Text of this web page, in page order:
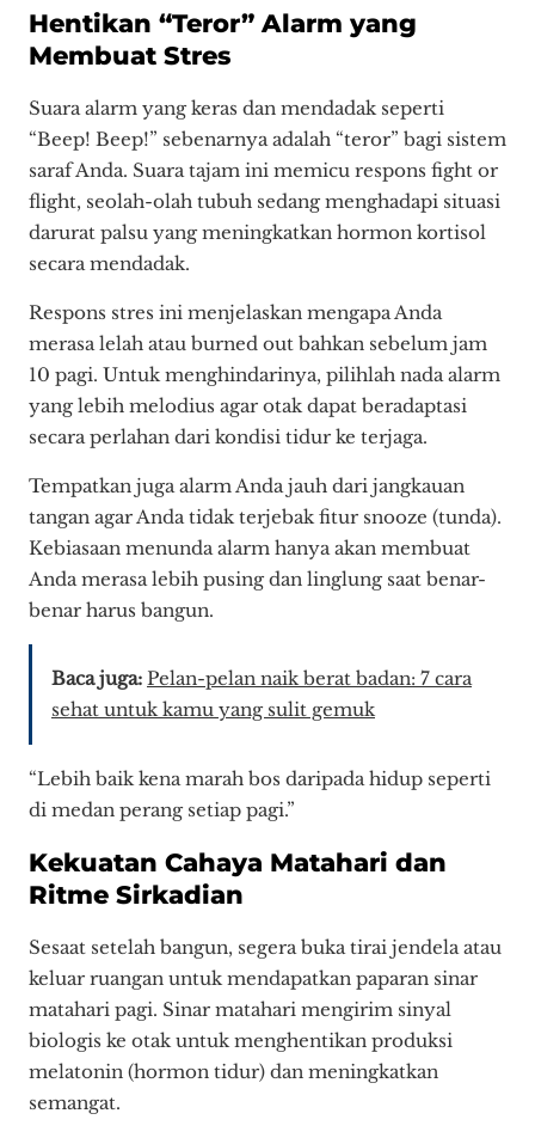
Hentikan “Teror” Alarm yang
Membuat Stres
Suara alarm yang keras dan mendadak seperti
“Beep! Beep!” sebenarnya adalah “teror” bagi sistem
saraf Anda. Suara tajam ini memicu respons fight or
flight, seolah-olah tubuh sedang menghadapi situasi
darurat palsu yang meningkatkan hormon kortisol
secara mendadak.
Respons stres ini menjelaskan mengapa Anda
merasa lelah atau burned out bahkan sebelum jam
10 pagi. Untuk menghindarinya, pilihlah nada alarm
yang lebih melodius agar otak dapat beradaptasi
secara perlahan dari kondisi tidur ke terjaga.
Tempatkan juga alarm Anda jauh dari jangkauan
tangan agar Anda tidak terjebak fitur snooze (tunda).
Kebiasaan menunda alarm hanya akan membuat
Anda merasa lebih pusing dan linglung saat benar-
benar harus bangun.
Baca juga: Pelan-pelan naik berat badan: 7 cara
sehat untuk kamu yang sulit gemuk
“Lebih baik kena marah bos daripada hidup seperti
di medan perang setiap pagi.”
Kekuatan Cahaya Matahari dan
Ritme Sirkadian
Sesaat setelah bangun, segera buka tirai jendela atau
keluar ruangan untuk mendapatkan paparan sinar
matahari pagi. Sinar matahari mengirim sinyal
biologis ke otak untuk menghentikan produksi
melatonin (hormon tidur) dan meningkatkan
semangat.